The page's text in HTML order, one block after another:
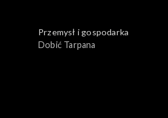
Przemysł i gospodarka
Dobić Tarpana